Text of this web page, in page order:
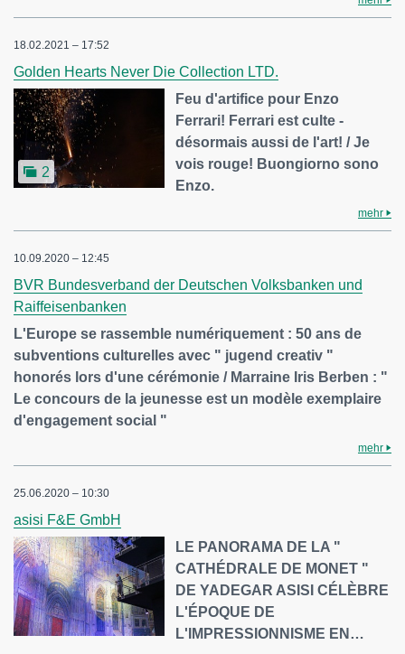
18.02.2021 – 17:52
Golden Hearts Never Die Collection LTD.
2
Feu d'artifice pour Enzo
Ferrari! Ferrari est culte -
désormais aussi de l'art! / Je
vois rouge! Buongiorno sono
Enzo.
mehr
10.09.2020 – 12:45
BVR Bundesverband der Deutschen Volksbanken und
Raiffeisenbanken
L'Europe se rassemble numériquement : 50 ans de
subventions culturelles avec " jugend creativ "
honorés lors d'une cérémonie / Marraine Iris Berben : "
Le concours de la jeunesse est un modèle exemplaire
d'engagement social "
mehr
25.06.2020 – 10:30
asisi F&E GmbH
LE PANORAMA DE LA "
CATHÉDRALE DE MONET "
DE YADEGAR ASISI CÉLÈBRE
L'ÉPOQUE DE
L'IMPRESSIONNISME EN…